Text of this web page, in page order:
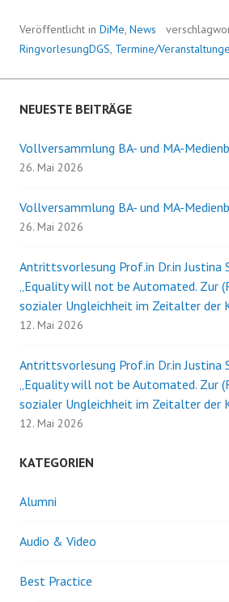
Veröffentlicht in DiMe, News
RingvorlesungDGS, Termine/
NEUESTE BEITRÄGE
Vollversammlung BA- und MA-
26. Mai 2026
Vollversammlung BA- und MA-
26. Mai 2026
Antrittsvorlesung Prof.in Dr.in Justina
„Equality will not be Automated. Zur
sozialer Ungleichheit im Zeitalter der
12. Mai 2026
Antrittsvorlesung Prof.in Dr.in Justina
„Equality will not be Automated. Zur
sozialer Ungleichheit im Zeitalter der
12. Mai 2026
KATEGORIEN
Alumni
Audio & Video
Best Practice